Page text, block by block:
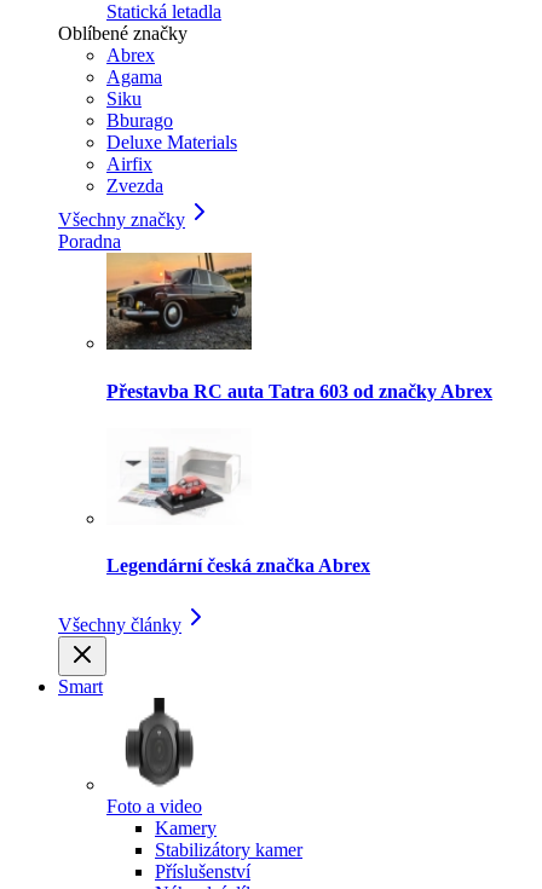
Statická letadla
Oblíbené značky
Abrex
Agama
Siku
Bburago
Deluxe Materials
Airfix
Zvezda
Všechny značky
Poradna
Přestavba RC auta Tatra 603 od značky Abrex
Legendární česká značka Abrex
Všechny články
Smart
Foto a video
Kamery
Stabilizátory kamer
Příslušenství